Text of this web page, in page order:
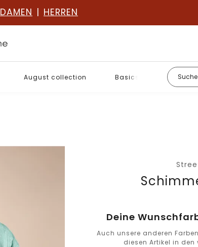
DAMEN | HERREN
August collection Basics
Deine
Auch unsere anderen
diesen Artikel in den